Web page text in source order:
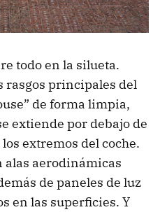
todo en la silueta.
rasgos principales del
de forma limpia,
extiende por debajo de
extremos del coche.
alas aerodinámicas
de paneles de luz
en las superficies. Y